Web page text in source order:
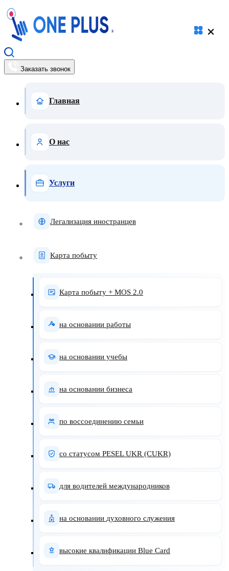
Заказать звонок
Главная
О нас
Услуги
Легализация иностранцев
Карта побыту
Карта побыту + MOS 2.0
на основании работы
на основании учебы
на основании бизнеса
по воссоединению семьи
со статусом PESEL UKR (CUKR)
для водителей международников
на основании духовного служения
высокие квалификации Blue Card